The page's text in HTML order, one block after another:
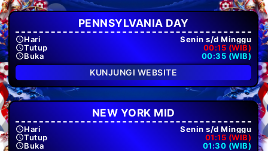
PENNSYLVANIA DAY
Hari
Senin s/d Minggu
Tutup
00:15 (WIB)
Buka
00:35 (WIB)
KUNJUNGI WEBSITE
NEW YORK MID
Hari
Senin s/d Minggu
Tutup
01:15 (WIB)
Buka
01:30 (WIB)